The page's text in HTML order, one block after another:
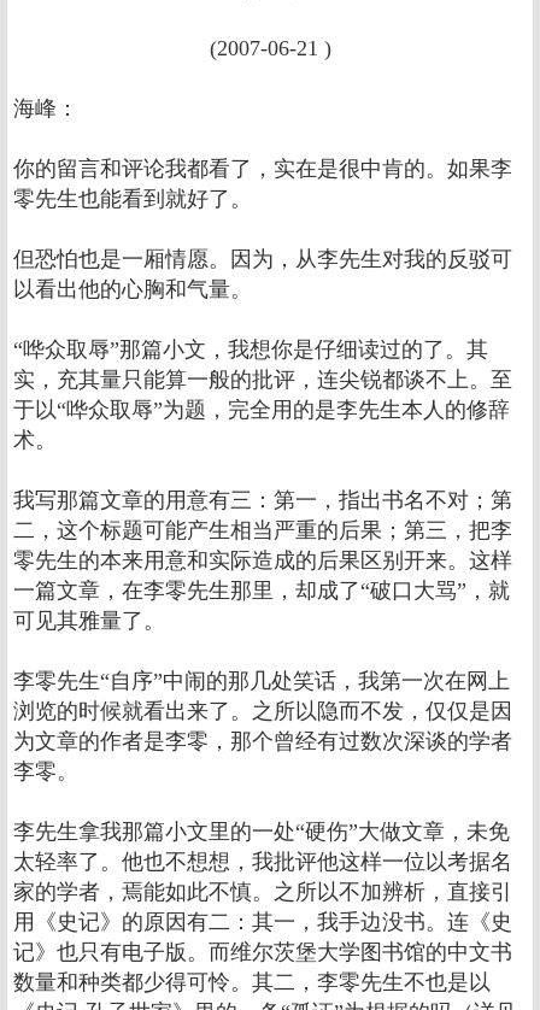
(2007-06-21 )
海峰：
你的留言和评论我都看了，实在是很中肯的。如果李
零先生也能看到就好了。
但恐怕也是一厢情愿。因为，从李先生对我的反驳可
以看出他的心胸和气量。
“哗众取辱”那篇小文，我想你是仔细读过的了。其
实，充其量只能算一般的批评，连尖锐都谈不上。至
于以“哗众取辱”为题，完全用的是李先生本人的修辞
术。
我写那篇文章的用意有三：第一，指出书名不对；第
二，这个标题可能产生相当严重的后果；第三，把李
零先生的本来用意和实际造成的后果区别开来。这样
一篇文章，在李零先生那里，却成了“破口大骂”，就
可见其雅量了。
李零先生“自序”中闹的那几处笑话，我第一次在网上
浏览的时候就看出来了。之所以隐而不发，仅仅是因
为文章的作者是李零，那个曾经有过数次深谈的学者
李零。
李先生拿我那篇小文里的一处“硬伤”大做文章，未免
太轻率了。他也不想想，我批评他这样一位以考据名
家的学者，焉能如此不慎。之所以不加辨析，直接引
用《史记》的原因有二：其一，我手边没书。连《史
记》也只有电子版。而维尔茨堡大学图书馆的中文书
数量和种类都少得可怜。其二，李零先生不也是以